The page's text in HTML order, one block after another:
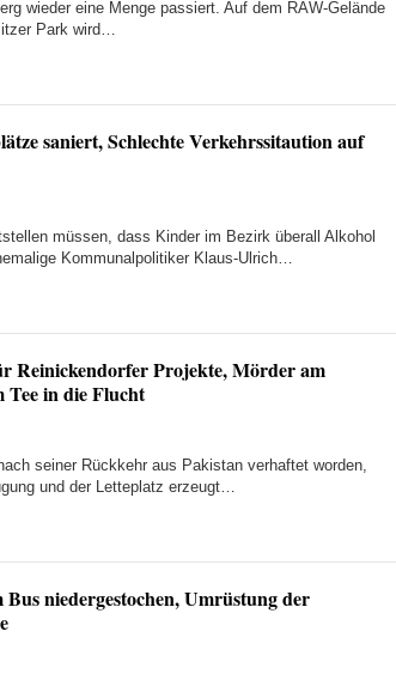
wieder eine Menge passiert. Auf dem RAW-Gelände
Park wird…
saniert, Schlechte Verkehrssitaution auf
müssen, dass Kinder im Bezirk überall Alkohol
Kommunalpolitiker Klaus-Ulrich…
Reinickendorfer Projekte, Mörder am
Tee in die Flucht
seiner Rückkehr aus Pakistan verhaftet worden,
und der Letteplatz erzeugt…
niedergestochen, Umrüstung der